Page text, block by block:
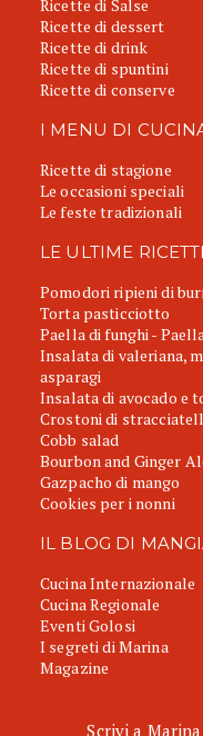
Ricette di Salse
Ricette di dessert
Ricette di drink
Ricette di spuntini
Ricette di conserve
I MENU DI
Ricette di stagione
Le occasioni speciali
Le feste tradizionali
LE ULTIME
Pomodori ripieni di
Torta pasticciotto
Paella di funghi -
Insalata di valeriana,
asparagi
Insalata di avocado e
Crostoni di
Cobb salad
Bourbon and Ginger
Gazpacho di mango
Cookies per i nonni
IL BLOG DI
Cucina Internazionale
Cucina Regionale
Eventi Golosi
I segreti di Marina
Magazine
Scrivi a Marina